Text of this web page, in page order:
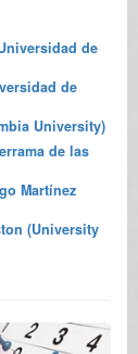
de
de
University)
de las
Martínez
(University